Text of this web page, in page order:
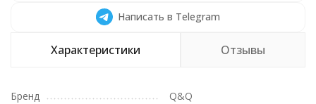
Написать в Telegram
Характеристики Отзывы
Бренд
Q&Q